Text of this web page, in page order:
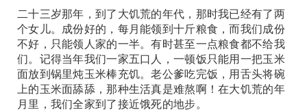
二十三岁那年，到了大饥荒的年代，那时我已经有了两
个女儿。成份好的，每月能领到十斤粮食，而我们成份
不好，只能领人家的一半。有时甚至一点粮食都不给我
们。记得当年我们一家五口人，一顿饭只能用一把玉米
面放到锅里炖玉米棒充饥。老公爹吃完饭，用舌头将碗
上的玉米面舔舔，那种生活真是难熬啊！在大饥荒的年
月里，我们全家到了接近饿死的地步。